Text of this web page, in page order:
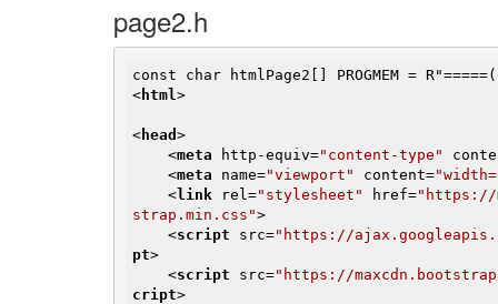
page2.h
< html>
< head >
<meta http-equiv="content-type"
<meta name="viewport" content=
<link rel="stylesheet" href="https://
strap.min.css">
<script src="https://
pt>
<script src="https://
cript>